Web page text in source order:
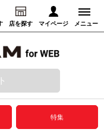
店を探す マイページ メニュー
録音からさがす
特集